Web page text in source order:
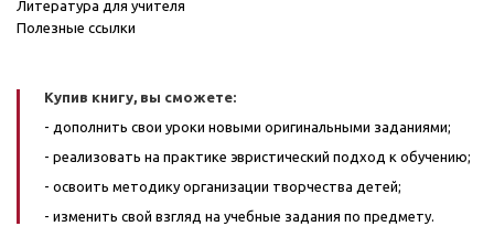
Литература для учителя
Полезные ссылки
Купив книгу, вы сможете:
- дополнить свои уроки новыми оригинальными заданиями;
- реализовать на практике эвристический подход к обучению;
- освоить методику организации творчества детей;
- изменить свой взгляд на учебные задания по предмету.